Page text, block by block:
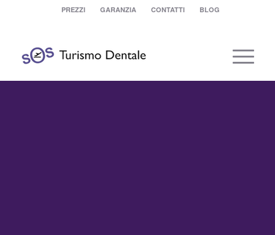
PREZZI GARANZIA CONTATTI BLOG